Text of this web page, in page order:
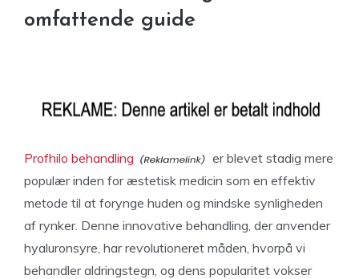
omfattende guide
Profhilo behandling
er blevet stadig mere
populær inden for æstetisk medicin som en effektiv
metode til at forynge huden og mindske synligheden
af rynker. Denne innovative behandling, der anvender
hyaluronsyre, har revolutioneret måden, hvorpå vi
behandler aldringstegn, og dens popularitet vokser